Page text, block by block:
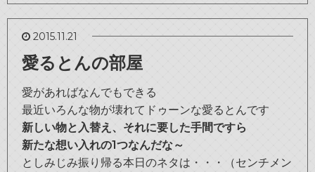
2015.11.21
愛るとんの部屋
愛があればなんでもできる
最近いろんな物が壊れてドゥーンな愛るとんです
新しい物と入替え、それに要した手間ですら
新たな想い入れの1つなんだな～
としみじみ振り帰る本日のネタは・・・（センチメン